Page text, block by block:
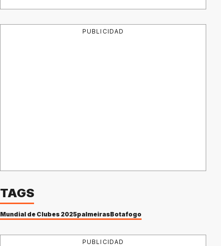
PUBLICIDAD
TAGS
Mundial de Clubes 2025palmeirasBotafogo
PUBLICIDAD